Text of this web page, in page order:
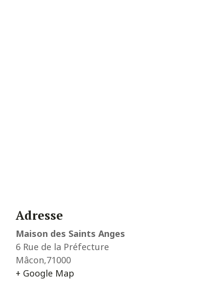
Adresse
Maison des Saints Anges
6 Rue de la Préfecture
Mâcon,71000
+ Google Map